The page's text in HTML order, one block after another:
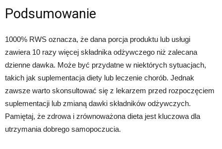
Podsumowanie
1000% RWS oznacza, że dana porcja produktu lub usługi
zawiera 10 razy więcej składnika odżywczego niż zalecana
dzienne dawka. Może być przydatne w niektórych sytuacjach,
takich jak suplementacja diety lub leczenie chorób. Jednak
zawsze warto skonsultować się z lekarzem przed rozpoczęciem
suplementacji lub zmianą dawki składników odżywczych.
Pamiętaj, że zdrowa i zrównoważona dieta jest kluczowa dla
utrzymania dobrego samopoczucia.